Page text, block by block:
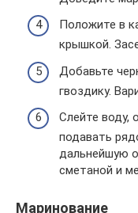
Положите в
крышкой.
Добавьте
гвоздику.
Слейте воду,
подавать
дальнейшую
сметаной и
Маринование